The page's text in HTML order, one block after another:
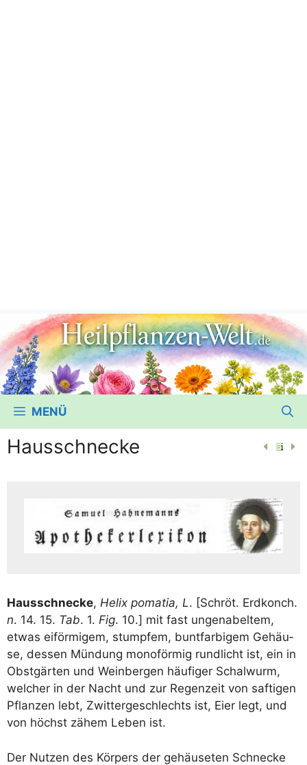
MENÜ
Hausschnecke
Haus­schne­cke, Helix poma­tia, L. [Schröt. Erd­kon­ch.
n. 14. 15. Tab. 1. Fig. 10.] mit fast unge­na­bel­tem,
etwas eiför­mi­gem, stump­fem, bunt­far­bi­gem Gehäu­
se, des­sen Mün­dung mono­för­mig rund­licht ist, ein in
Obst­gär­ten und Wein­ber­gen häu­fi­ger Schal­wurm,
wel­cher in der Nacht und zur Regen­zeit von saf­ti­gen
Pflan­zen lebt, Zwit­ter­ge­schlechts ist, Eier legt, und
von höchst zähem Leben ist.
Der Nut­zen des Kör­pers der gehäu­se­ten Schne­cke